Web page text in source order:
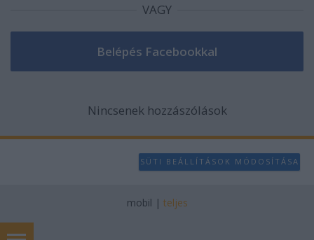
VAGY
Nincsenek hozzászólások
SÜTI BEÁLLÍTÁSOK MÓDOSÍTÁSA
mobil | teljes